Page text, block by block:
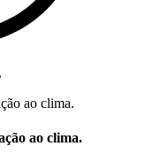
ao clima.